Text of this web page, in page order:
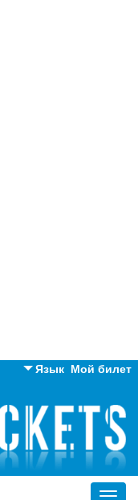
Мой билет
Язык
Английский
Русский
Украинский